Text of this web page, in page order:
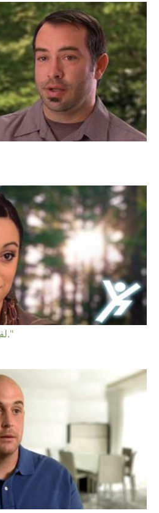
"لقد منحوني حياتي من جديد."